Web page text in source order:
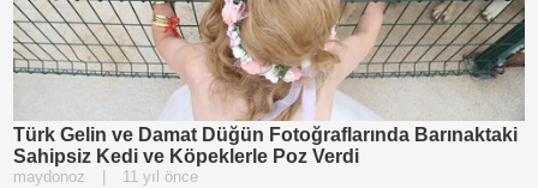
Türk Gelin ve Damat Düğün Fotoğraflarında Barınaktaki
Sahipsiz Kedi ve Köpeklerle Poz Verdi
maydonoz 11 yıl önce